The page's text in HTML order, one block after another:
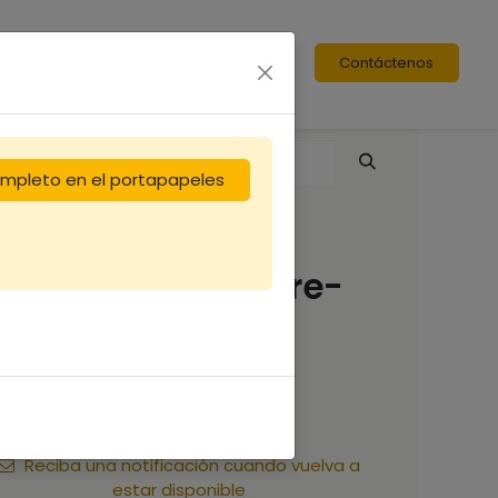
Contáctenos
couvre-
€
Reciba una notificación cuando vuelva a
estar disponible
en el portapapeles